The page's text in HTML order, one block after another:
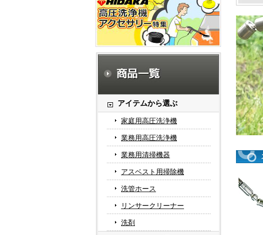
アイテムから選ぶ
家庭用高圧洗浄機
業務用高圧洗浄機
業務用清掃機器
アスベスト用掃除機
洗管ホース
リンサークリーナー
洗剤